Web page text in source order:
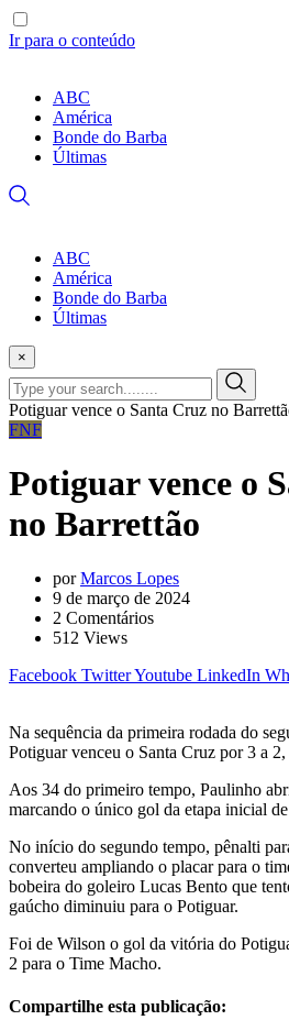
Ir para o conteúdo
ABC
América
Bonde do Barba
Últimas
ABC
América
Bonde do Barba
Últimas
×
Potiguar vence o Santa Cruz no
FNF
Potiguar vence o
no Barrettão
porMarcos Lopes
9 de março de 2024
2 Comentários
512 Views
Facebook TwitterYoutube LinkedIn
Na sequência da primeira rodada do
Potiguar venceu o Santa Cruz por 3 a
Aos 34 do primeiro tempo, Paulinho
marcando o único gol da etapa inicial
No início do segundo tempo, pênalti
converteu ampliando o placar para o
bobeira do goleiro Lucas Bento que
gaúcho diminuiu para o Potiguar.
Foi de Wilson o gol da vitória do
2 para o Time Macho.
Compartilhe esta publicação: